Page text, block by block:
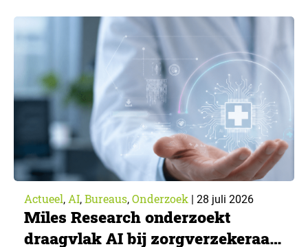
Actueel, AI, Bureaus, Onderzoek | 28 juli 2026
Miles Research onderzoekt
draagvlak AI bij zorgverzekeraar